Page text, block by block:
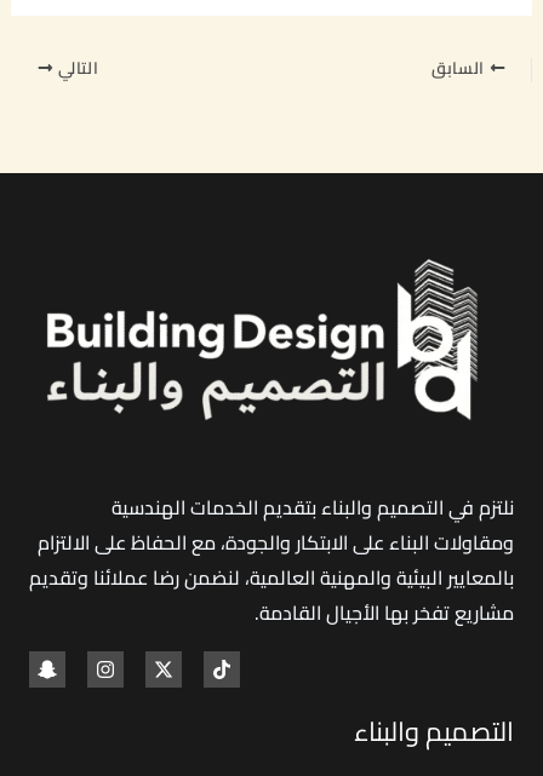
السابق التالي
نلتزم في التصميم والبناء بتقديم الخدمات الهندسية
ومقاولات البناء على الابتكار والجودة، مع الحفاظ على الالتزام
بالمعايير البيئية والمهنية العالمية، لنضمن رضا عملائنا وتقديم
مشاريع تفخر بها الأجيال القادمة.
التصميم والبناء